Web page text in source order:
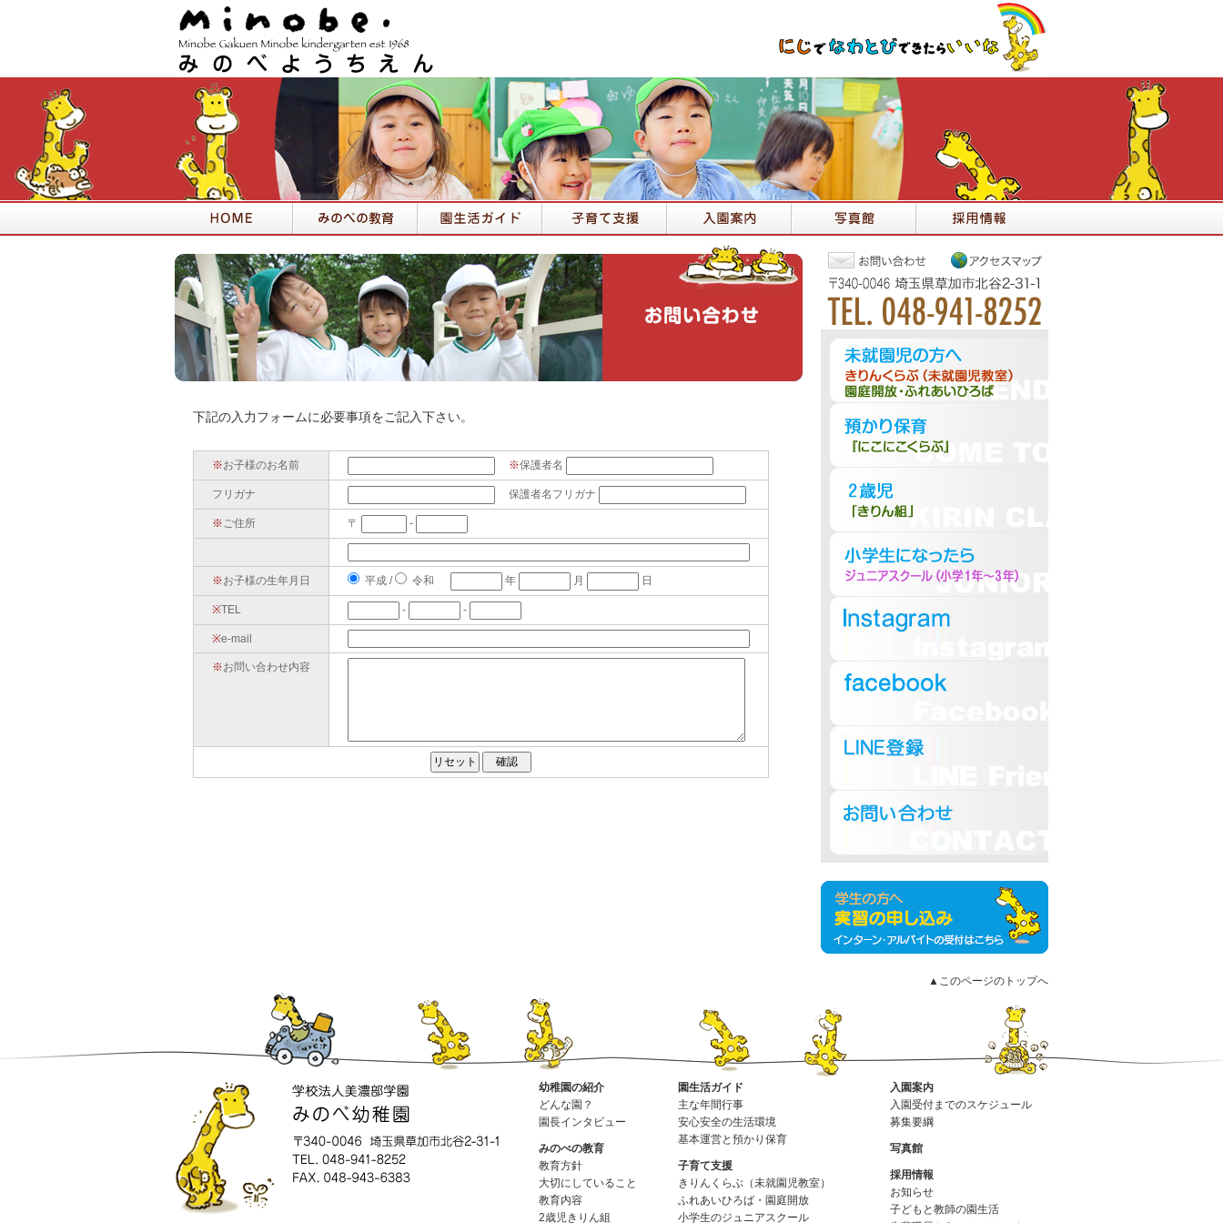
下記の入力フォームに必要事項をご記入下さい。
※お子様のお名前 ※保護者名
フリガナ 保護者名フリガナ
※ご住所 〒 -
※お子様の生年月日 平成 / 令和 年 月 日
※TEL - -
※e-mail
※お問い合わせ内容
▲このページのトップへ
幼稚園の紹介
どんな園？
園長インタビュー
みのべの教育
教育方針
大切にしていること
教育内容
2歳児きりん組
園生活ガイド
主な年間行事
安心安全の生活環境
基本運営と預かり保育
子育て支援
きりんくらぶ（未就園児教室）
ふれあいひろば・園庭開放
小学生のジュニアスクール
入園案内
入園受付までのスケジュール
募集要綱
写真館
採用情報
お知らせ
子どもと教師の園生活